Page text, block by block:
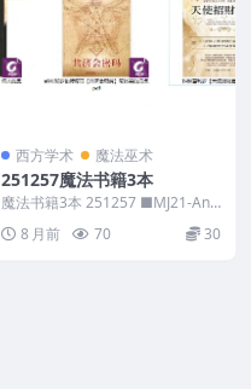
西方学术 魔法巫术
251257魔法书籍3本
魔法书籍3本 251257 ■MJ21-And
8 月前 70 30